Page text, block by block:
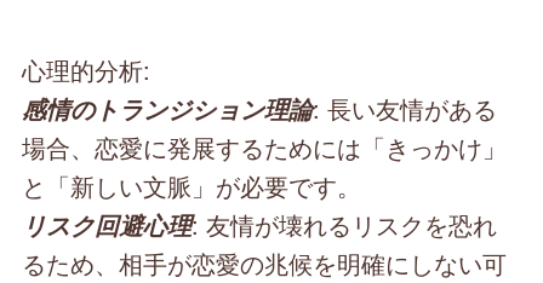
心理的分析:
感情のトランジション理論: 長い友情がある
場合、恋愛に発展するためには「きっかけ」
と「新しい文脈」が必要です。
リスク回避心理: 友情が壊れるリスクを恐れ
るため、相手が恋愛の兆候を明確にしない可